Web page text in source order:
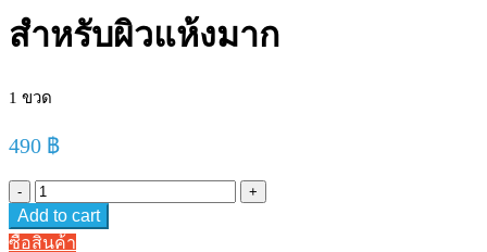
สำหรับผิวแห้งมาก
1 ขวด
490 ฿
CeraVe
Intensive
Moisturising
Lotion
Add to cart
ซื้อสินค้า